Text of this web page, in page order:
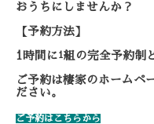
おうちにしませんか？
【予約方法】
1 時間に1組の完全予約制
ご予約は棲家のホームペ
ださい。
ご予約はこちらから